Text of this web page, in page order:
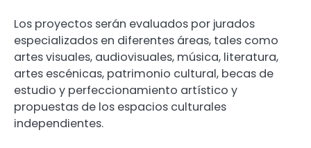
Los proyectos serán evaluados por jurados
especializados en diferentes áreas, tales como
artes visuales, audiovisuales, música, literatura,
artes escénicas, patrimonio cultural, becas de
estudio y perfeccionamiento artístico y
propuestas de los espacios culturales
independientes.